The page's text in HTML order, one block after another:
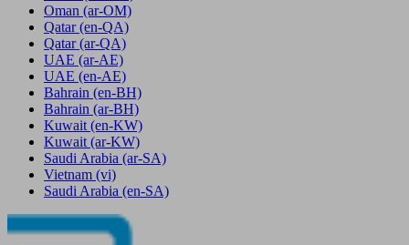
Oman (ar-OM)
Qatar (en-QA)
Qatar (ar-QA)
UAE (ar-AE)
UAE (en-AE)
Bahrain (en-BH)
Bahrain (ar-BH)
Kuwait (en-KW)
Kuwait (ar-KW)
Saudi Arabia (ar-SA)
Vietnam (vi)
Saudi Arabia (en-SA)